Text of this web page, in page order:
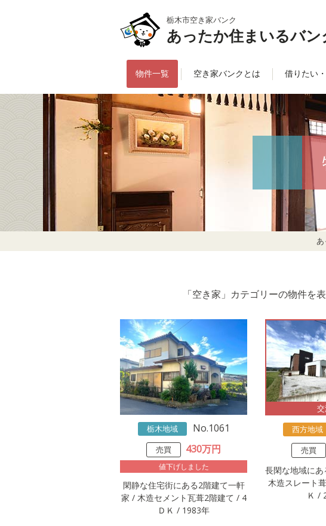
栃木市空き家バンク
あったか住まいるバン
物件一覧 空き家バンクとは 借りたい
あ
「空き家」カテゴリーの物件を
栃木地域 No.1061
売買 430万円
値下げしました
閑静な住宅街にある2階建て一軒
家 / 木造セメント瓦葺2階建て / 4
ＤＫ / 1983年
西方地域
売買
長閑な地域に
木造スレート
Ｋ /